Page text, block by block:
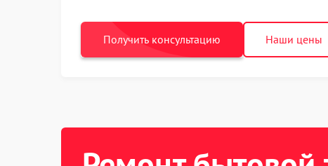
Получить консультацию Наши цены